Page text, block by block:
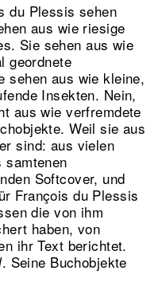
du Plessis sehen
aus wie riesige
Sie sehen aus wie
geordnete
sehen aus wie kleine,
Insekten. Nein,
aus wie verfremdete
Weil sie aus
sind: aus vielen
samtenen
Softcover, und
François du Plessis
die von ihm
haben, von
ihr Text berichtet.
. Seine Buchobjekte